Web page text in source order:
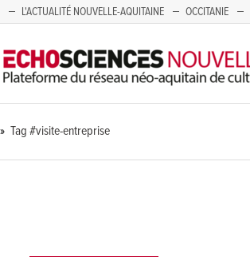
L'ACTUALITÉ NOUVELLE-AQUITAINE OCCITANIE
Tag #visite-entreprise